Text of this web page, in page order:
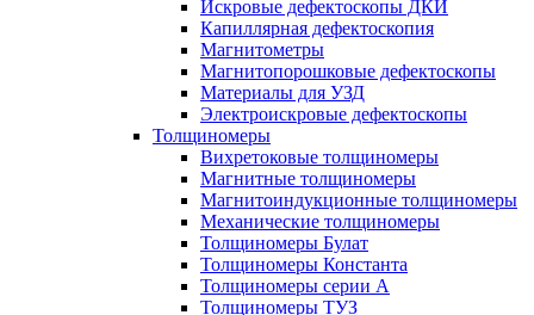
Искровые дефектоскопы ДКИ
Капиллярная дефектоскопия
Магнитометры
Магнитопорошковые дефектоскопы
Материалы для УЗД
Электроискровые дефектоскопы
Толщиномеры
Вихретоковые толщиномеры
Магнитные толщиномеры
Магнитоиндукционные толщиномеры
Механические толщиномеры
Толщиномеры Булат
Толщиномеры Константа
Толщиномеры серии А
Толщиномеры ТУЗ